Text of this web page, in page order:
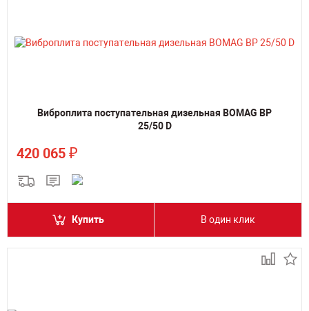
Виброплита поступательная дизельная BOMAG BP
25/50 D
420 065 ₽
Купить В один клик